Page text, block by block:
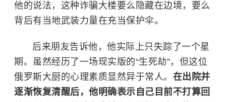
他的说法，这种诈骗大楼要么隐藏在边境，要么
背后有当地武装力量在充当保护伞。
后来朋友告诉他，他实际上只失踪了一个星
期。虽然经历了一场现实版的“生死劫”，但这位
俄罗斯大厨的心理素质显然异于常人。 在出院并
逐渐恢复清醒后，他明确表示自己目前不打算回